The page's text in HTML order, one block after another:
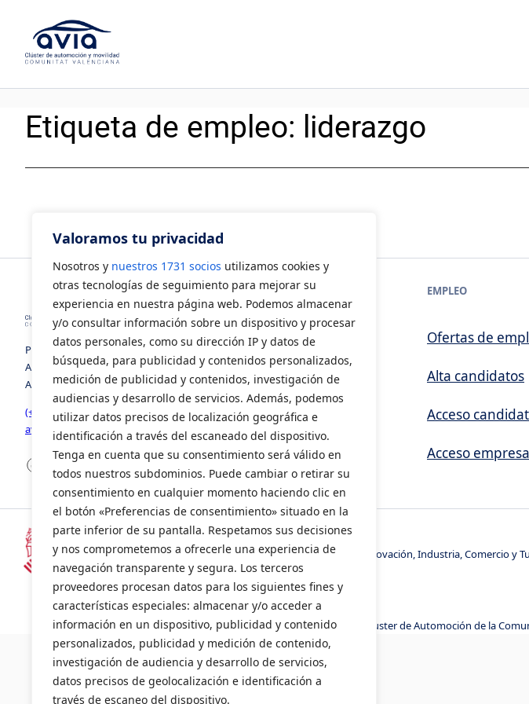
Valoramos tu privacidad
Nosotros y nuestros 1731 socios utilizamos cookies y
otras tecnologías de seguimiento para mejorar su
experiencia en nuestra página web. Podemos almacenar
y/o consultar información sobre un dispositivo y procesar
datos personales, como su dirección IP y datos de
búsqueda, para publicidad y contenidos personalizados,
medición de publicidad y contenidos, investigación de
audiencias y desarrollo de servicios. Además, podemos
utilizar datos precisos de localización geográfica e
identificación a través del escaneado del dispositivo.
Tenga en cuenta que su consentimiento será válido en
todos nuestros subdominios. Puede cambiar o retirar su
consentimiento en cualquier momento haciendo clic en
el botón «Preferencias de consentimiento» situado en la
parte inferior de su pantalla. Respetamos sus decisiones
y nos comprometemos a ofrecerle una experiencia de
navegación transparente y segura. Los terceros
proveedores procesan datos para los siguientes fines y
características especiales: almacenar y/o acceder a
información en un dispositivo, publicidad y contenido
personalizados, publicidad y medición de contenido,
investigación de audiencia y desarrollo de servicios,
datos precisos de geolocalización e identificación a
través de escaneo del dispositivo.
contenido
Etiqueta de empleo: liderazgo
Polígono Industrial Juan Carlos I.
Avenida de la Foia, número 8, edificio 3, 1º, puerta 2. 46440,
Almussafes, Valencia
(+34) 963 941 258
avia@avia.com.es
Facebook LinkedIn X
EMPLEO
Ofertas de
Alta candidatos
Acceso
Acceso
Subvencionado por la Consellería de Innovación, Industria, Comercio y
(INENTI/2024/20)
©2024 AVIA, Cluster de Automoción de la